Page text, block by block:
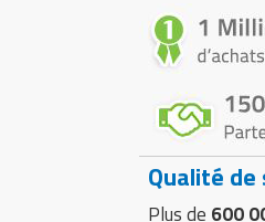
Qualité de
Plus de 600